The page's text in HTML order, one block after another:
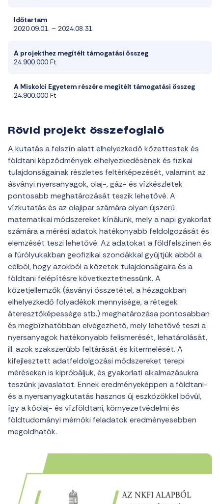
Időtartam
2020.09.01. – 2024.08.31.
A projekthez megítélt támogatási összeg
24.900.000 Ft
A Miskolci Egyetem részére megítélt támogatási összeg
24.900.000 Ft
Rövid projekt összefoglaló
A kutatás a felszín alatt elhelyezkedő kőzettestek és
földtani képződmények elhelyezkedésének és fizikai
tulajdonságainak részletes feltérképezését, valamint az
ásványi nyersanyagok, olaj-, gáz- és vízkészletek
pontosabb meghatározását teszik lehetővé. A
vízkutatás és az olajipar számára olyan újszerű
matematikai módszereket kínálunk, mely a napi gyakorlat
számára a mérési adatok hatékonyabb feldolgozását és
elemzését teszi lehetővé. Az adatokat a földfelszínen és
a fúrólyukakban geofizikai szondákkal gyűjtjük abból a
célból, hogy azokból a kőzetek tulajdonságaira és a
földtani felépítésre következtethessünk. A
kőzetjellemzők (ásványi összetétel, a hézagokban
elhelyezkedő folyadékok mennyisége, a rétegek
áteresztőképessége stb.) meghatározása pontosabban
és megbízhatóbban elvégezhető, mely lehetővé teszi a
nyersanyagok hatékonyabb felismerését, lehatárolását,
ill. azok szakszerűbb feltárását és kitermelését. A
kifejlesztett adatfeldolgozási módszereket terepi
méréseken is kipróbáljuk, és gyakorlati alkalmazásukra
teszünk javaslatot. Ennek eredményeképpen a földtani-
és a nyersanyagkutatás hasznos új eszközökkel bővül,
így a kőolaj- és vízföldtani, környezetvédelmi és
földtudományi mérnöki feladatok eredményesebben
megoldhatók.